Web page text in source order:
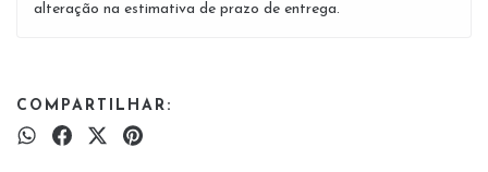
alteração na estimativa de prazo de entrega.
COMPARTILHAR: